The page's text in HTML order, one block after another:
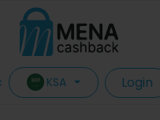
KSA Login